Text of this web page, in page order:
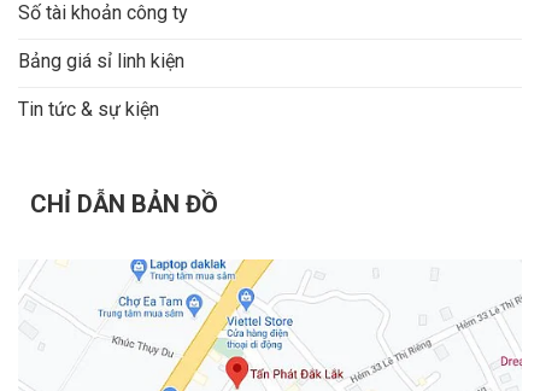
Số tài khoản công ty
Bảng giá sỉ linh kiện
Tin tức & sự kiện
CHỈ DẪN BẢN ĐỒ